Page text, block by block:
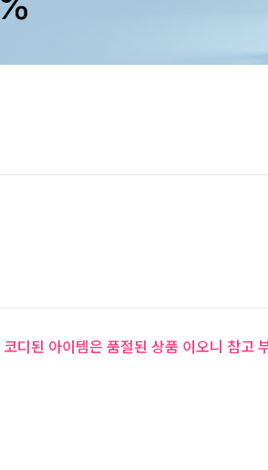
디된 아이템은 품절된 상품 이오니 참고